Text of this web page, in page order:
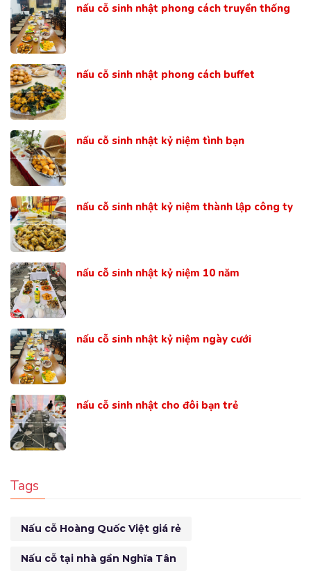
nấu cỗ sinh nhật phong cách truyền thống
nấu cỗ sinh nhật phong cách buffet
nấu cỗ sinh nhật kỷ niệm tình bạn
nấu cỗ sinh nhật kỷ niệm thành lập công ty
nấu cỗ sinh nhật kỷ niệm 10 năm
nấu cỗ sinh nhật kỷ niệm ngày cưới
nấu cỗ sinh nhật cho đôi bạn trẻ
Tags
Nấu cỗ Hoàng Quốc Việt giá rẻ
Nấu cỗ tại nhà gần Nghĩa Tân